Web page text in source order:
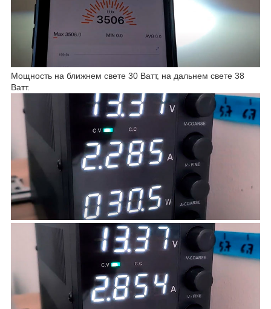
Мощность на ближнем свете 30 Ватт, на дальнем свете 38
Ватт.